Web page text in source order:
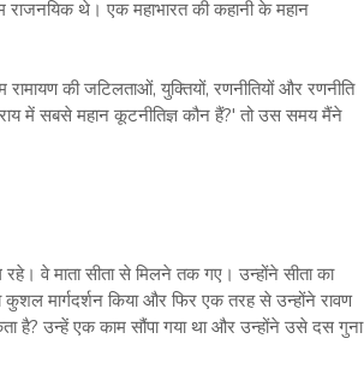
थे। एक महाभारत की कहानी के महान
की जटिलताओं, युक्तियों, रणनीतियों और रणनीति
में सबसे महान कूटनीतिज्ञ कौन हैं?' तो उस समय मैंने
वे माता सीता से मिलने तक गए। उन्होंने सीता का
कुशल मार्गदर्शन किया और फिर एक तरह से उन्होंने रावण
है? उन्हें एक काम सौंपा गया था और उन्होंने उसे दस गुना